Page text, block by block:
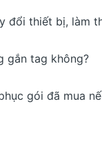
đổi thiết bị, làm
gắn tag không?
gói đã mua